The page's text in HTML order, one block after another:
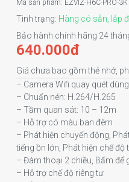
Mã sản phẩm: EZVIZ-H6C-PRO-
Tình trạng: Hàng có sẵn, lắp
Bảo hành chính hãng 24
640.000đ
Giá chưa bao gồm thẻ nhớ,
– Camera Wifi quay quét
– Chuẩn nén: H.264/H.265
– Tầm quan sát: 10 – 12m
– Hỗ trợ có màu ban đêm
– Phát hiện chuyển động,
tiếng ồn lớn, Phát hiện chế độ
– Đàm thoại 2 chiều, Bấm để
– Hỗ trợ chế độ riêng tư